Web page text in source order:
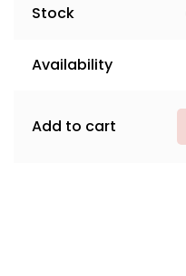
Stock
Availability
Add to cart